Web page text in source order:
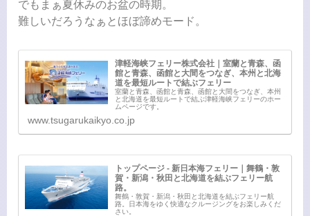
でもまぁ夏休みのお盆の時期。
難しいだろうなぁとほぼ諦めモード。
津軽海峡フェリー株式会社｜室蘭と青森、函
館と青森、函館と大間をつなぎ、本州と北海
道を最短ルートで結ぶフェリー
室蘭と青森、函館と青森、函館と大間をつなぎ、本州
と北海道を最短ルートで結ぶ津軽海峡フェリーのホー
ムページです。
www.tsugarukaikyo.co.jp
トップページ - 新日本海フェリー｜舞鶴・敦
賀・新潟・秋田と北海道を結ぶフェリー航
路。
舞鶴・敦賀・新潟・秋田と北海道を結ぶフェリー航
路。日本海をゆく快適なクルージングをお楽しみくだ
さい。